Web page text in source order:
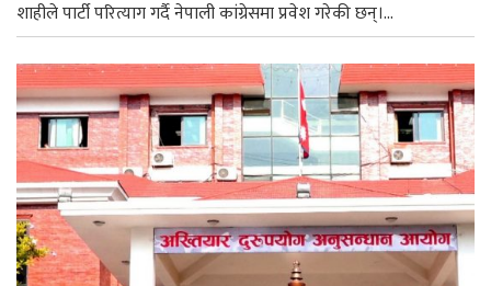
शाहीले पार्टी परित्याग गर्दै नेपाली कांग्रेसमा प्रवेश गरेकी छन्।...